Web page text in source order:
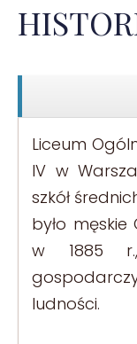
Liceum
IV w
szkół
było męskie
w 1885
ludności.